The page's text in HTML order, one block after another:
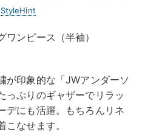
StyleHint
ンピース（半袖）
が印象的な「JWアンダーソ
っぷりのギャザーでリラッ
デにも活躍。もちろんリネ
なせます。